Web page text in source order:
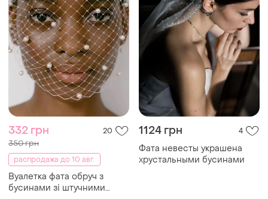
332 грн 20
350 грн
распродажа до 10 авг.
Вуалетка фата обруч з
бусинами зі штучними
1124 грн 4
Фата невесты украшена
хрустальными бусинами